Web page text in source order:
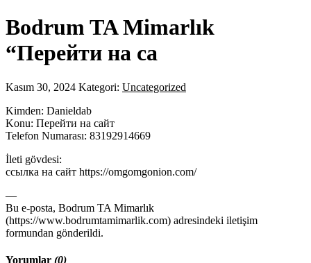
Bodrum TA Mimarlık
“Перейти на са
Kasım 30, 2024 Kategori: Uncategorized
Kimden: Danieldab
Konu: Перейти на сайт
Telefon Numarası: 83192914669
İleti gövdesi:
ссылка на сайт https://omgomgonion.com/
—
Bu e-posta, Bodrum TA Mimarlık
(https://www.bodrumtamimarlik.com) adresindeki iletişim
formundan gönderildi.
Yorumlar (0)